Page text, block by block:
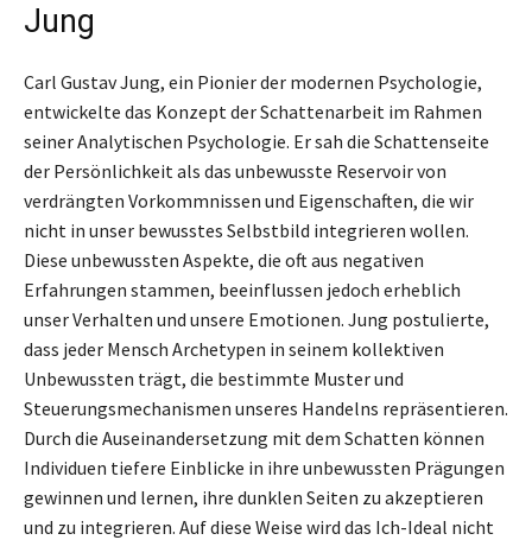
Jung
Carl Gustav Jung, ein Pionier der modernen Psychologie,
entwickelte das Konzept der Schattenarbeit im Rahmen
seiner Analytischen Psychologie. Er sah die Schattenseite
der Persönlichkeit als das unbewusste Reservoir von
verdrängten Vorkommnissen und Eigenschaften, die wir
nicht in unser bewusstes Selbstbild integrieren wollen.
Diese unbewussten Aspekte, die oft aus negativen
Erfahrungen stammen, beeinflussen jedoch erheblich
unser Verhalten und unsere Emotionen. Jung postulierte,
dass jeder Mensch Archetypen in seinem kollektiven
Unbewussten trägt, die bestimmte Muster und
Steuerungsmechanismen unseres Handelns repräsentieren.
Durch die Auseinandersetzung mit dem Schatten können
Individuen tiefere Einblicke in ihre unbewussten Prägungen
gewinnen und lernen, ihre dunklen Seiten zu akzeptieren
und zu integrieren. Auf diese Weise wird das Ich-Ideal nicht